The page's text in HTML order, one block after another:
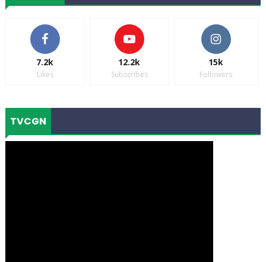
7.2k
Likes
12.2k
Subscribes
15k
Followers
TVCGN